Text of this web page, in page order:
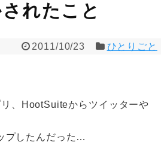
れたこと
2011/10/23 ひとりごと
、HootSuiteからツイッターや
プしたんだった…